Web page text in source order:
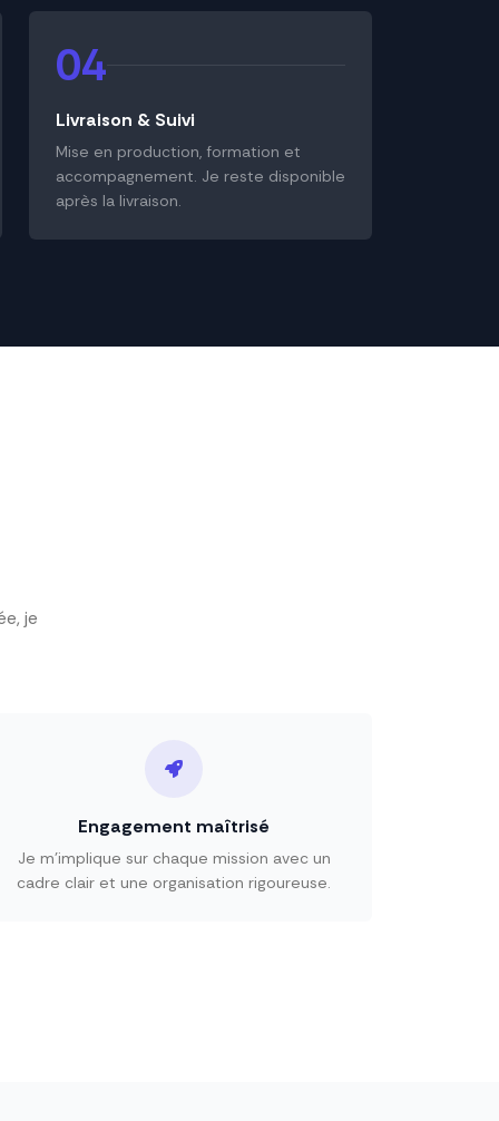
04
Livraison & Suivi
Mise en production, formation et
accompagnement. Je reste disponible
après la livraison.
je
Engagement maîtrisé
Je m’implique sur chaque mission avec un
cadre clair et une organisation rigoureuse.